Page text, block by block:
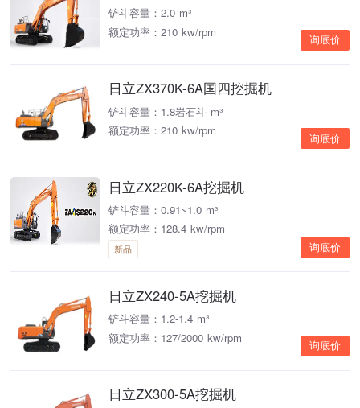
铲斗容量：2.0 m³
额定功率：210 kw/rpm
询底价
日立ZX370K-6A国四挖掘机
铲斗容量：1.8岩石斗 m³
额定功率：210 kw/rpm
询底价
日立ZX220K-6A挖掘机
铲斗容量：0.91~1.0 m³
额定功率：128.4 kw/rpm
新品 询底价
日立ZX240-5A挖掘机
铲斗容量：1.2-1.4 m³
额定功率：127/2000 kw/rpm
询底价
日立ZX300-5A挖掘机